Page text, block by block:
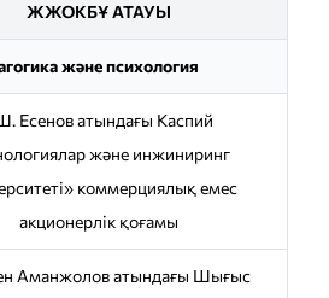
ЖЖОКБҰ АТАУЫ
және психология
Есенов атындағы Каспий
және инжиниринг
коммерциялық емес
акционерлік қоғамы
Аманжолов атындағы Шығыс